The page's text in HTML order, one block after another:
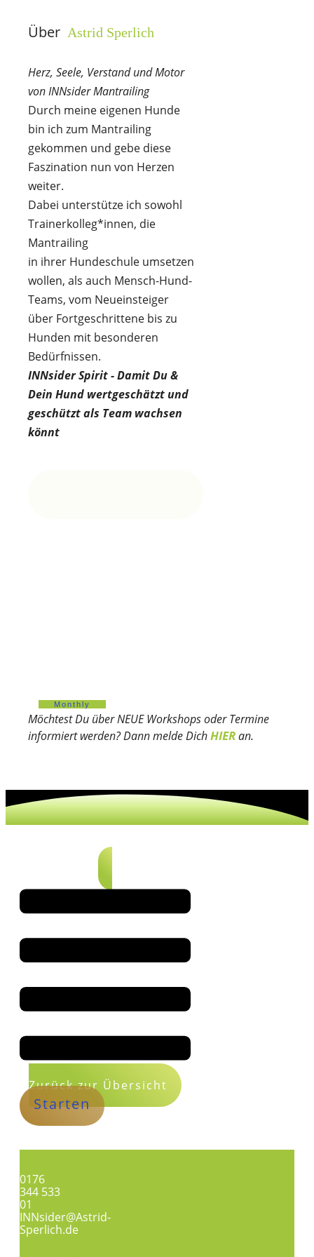
Über Astrid Sperlich
Herz, Seele, Verstand und Motor
von INNsider Mantrailing
Durch meine eigenen Hunde
bin ich zum Mantrailing
gekommen und gebe diese
Faszination nun von Herzen
weiter.
Dabei unterstütze ich sowohl
Trainerkolleg*innen, die
Mantrailing
in ihrer Hundeschule umsetzen
wollen, als auch Mensch-Hund-
Teams, vom Neueinsteiger
über Fortgeschrittene bis zu
Hunden mit besonderen
Bedürfnissen.
INNsider Spirit - Damit Du &
Dein Hund wertgeschätzt und
geschützt als Team wachsen
könnt
Monthly
Möchtest Du über NEUE Workshops oder Termine
informiert werden? Dann melde DichHIERan.
Zurück zur Übersicht
Starten
0176
344 533
01
INNsider@Astrid-
Sperlich.de